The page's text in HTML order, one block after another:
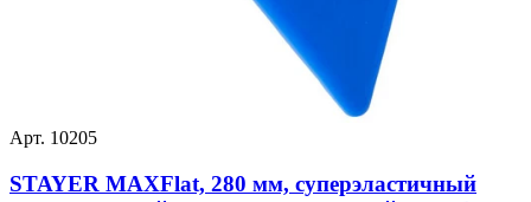
Арт. 10205
STAYER MAXFlat, 280 мм, суперэластичный